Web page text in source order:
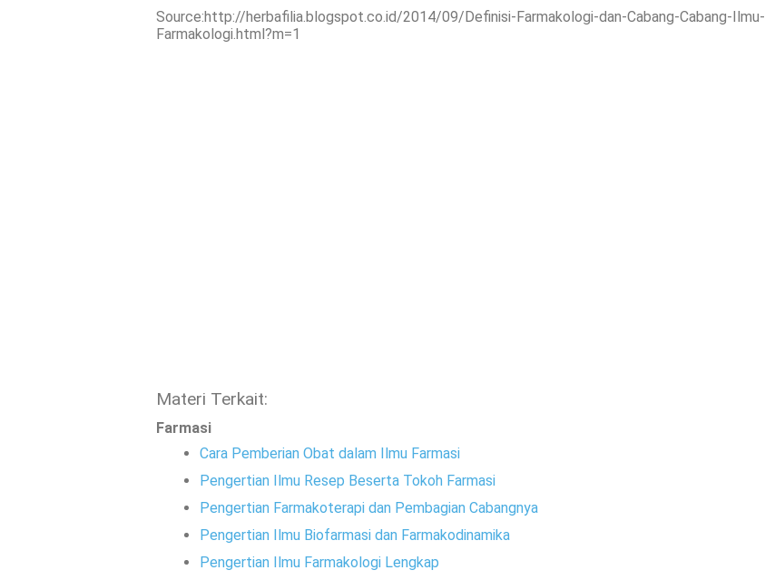
Source:http://herbafilia.blogspot.co.id/2014/09/Definisi-Farmakologi-dan-Cabang-Cabang-Ilmu-
Farmakologi.html?m=1
Materi Terkait:
Farmasi
Cara Pemberian Obat dalam Ilmu Farmasi
Pengertian Ilmu Resep Beserta Tokoh Farmasi
Pengertian Farmakoterapi dan Pembagian Cabangnya
Pengertian Ilmu Biofarmasi dan Farmakodinamika
Pengertian Ilmu Farmakologi Lengkap